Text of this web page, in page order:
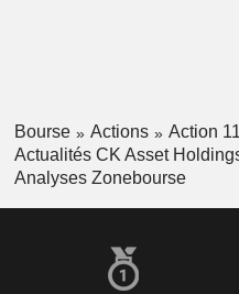
Bourse Actions
Action
Actualités CK Asset
Analyses Zonebourse